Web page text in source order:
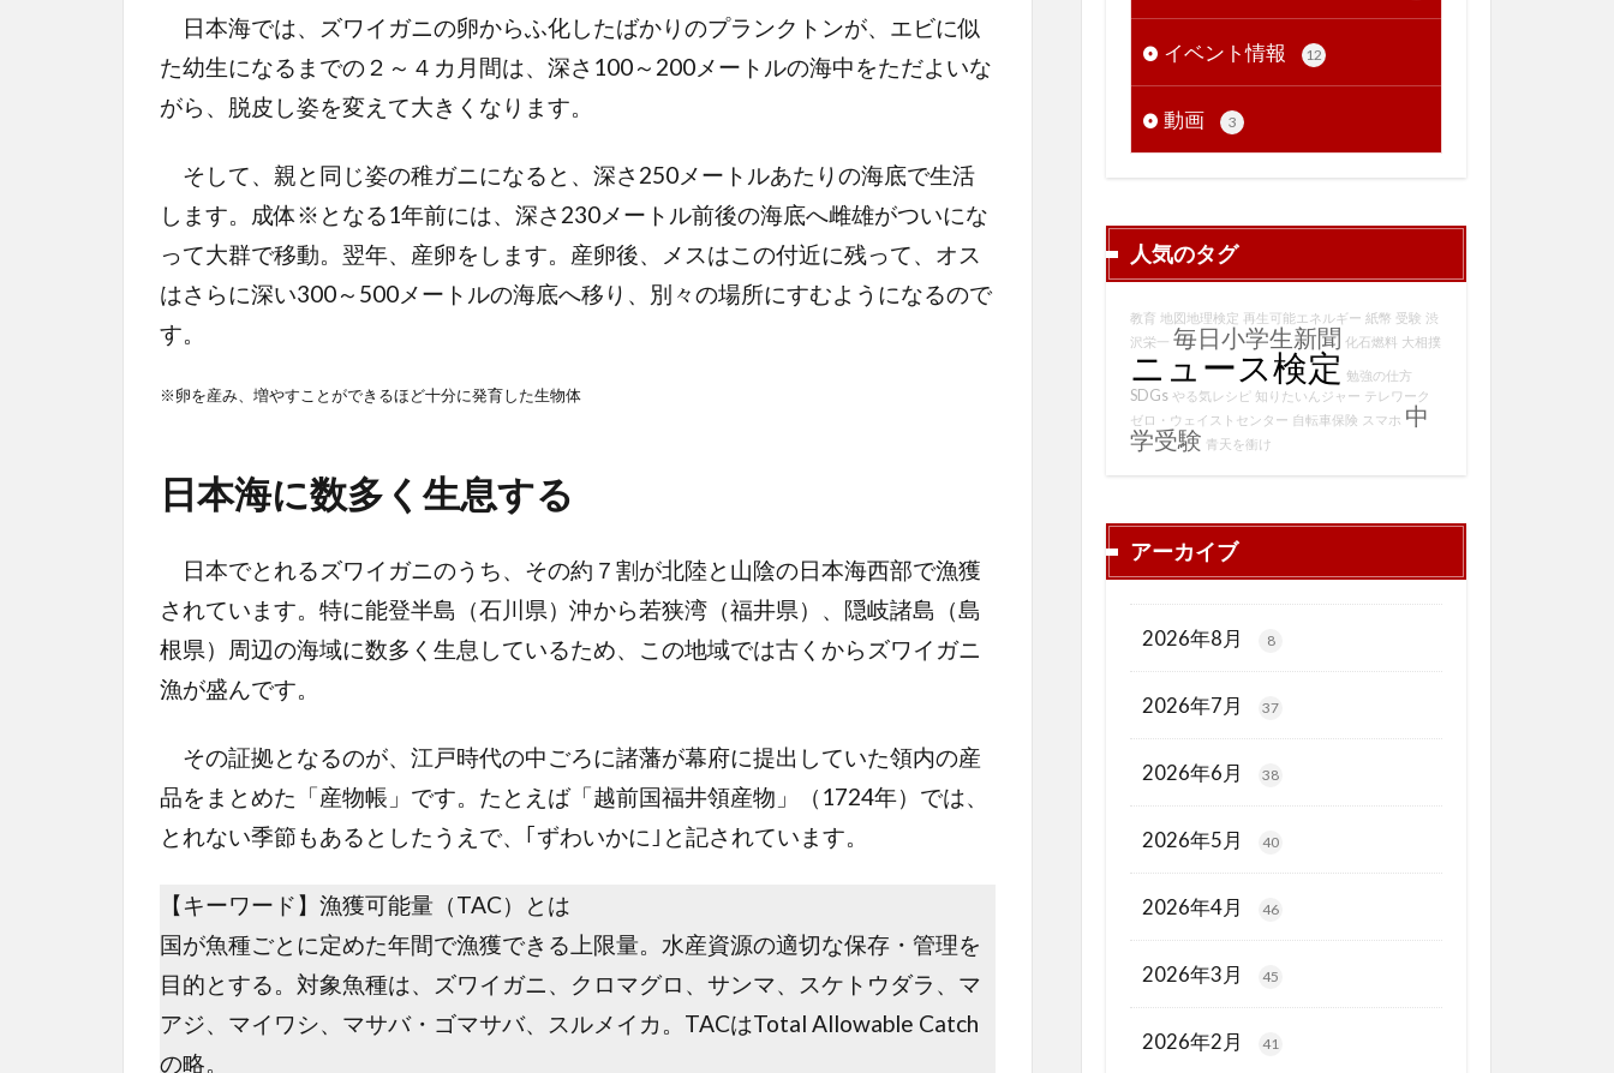
日本海では、ズワイガニの卵からふ化したばかりのプランクトンが、エビに似
た幼生になるまでの２～４カ月間は、深さ100～200メートルの海中をただよいな
がら、脱皮し姿を変えて大きくなります。
そして、親と同じ姿の稚ガニになると、深さ250メートルあたりの海底で生活
します。成体※となる1年前には、深さ230メートル前後の海底へ雌雄がついにな
って大群で移動。翌年、産卵をします。産卵後、メスはこの付近に残って、オス
はさらに深い300～500メートルの海底へ移り、別々の場所にすむようになるので
す。
※卵を産み、増やすことができるほど十分に発育した生物体
日本海に数多く生息する
日本でとれるズワイガニのうち、その約７割が北陸と山陰の日本海西部で漁獲
されています。特に能登半島（石川県）沖から若狭湾（福井県）、隠岐諸島（島
根県）周辺の海域に数多く生息しているため、この地域では古くからズワイガニ
漁が盛んです。
その証拠となるのが、江戸時代の中ごろに諸藩が幕府に提出していた領内の産
品をまとめた「産物帳」です。たとえば「越前国福井領産物」（1724年）では、
とれない季節もあるとしたうえで、｢ずわいかに｣と記されています。
【キーワード】漁獲可能量（TAC）とは
国が魚種ごとに定めた年間で漁獲できる上限量。水産資源の適切な保存・管理を
目的とする。対象魚種は、ズワイガニ、クロマグロ、サンマ、スケトウダラ、マ
アジ、マイワシ、マサバ・ゴマサバ、スルメイカ。TACはTotal Allowable Catch
の略。
イベント情報 12
動画 3
人気のタグ
教育 地図地理検定 再生可能エネルギー 紙幣 受験 渋
沢栄一 毎日小学生新聞 化石燃料 大相撲
ニュース検定 勉強の仕方
SDGs やる気レシピ 知りたいんジャー テレワーク
ゼロ・ウェイストセンター 自転車保険 スマホ 中
学受験 青天を衝け
アーカイブ
2026年8月 8
2026年7月 37
2026年6月 38
2026年5月 40
2026年4月 46
2026年3月 45
2026年2月 41